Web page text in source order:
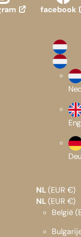
facebook
NL(EUR €)
NL(EUR €)
België